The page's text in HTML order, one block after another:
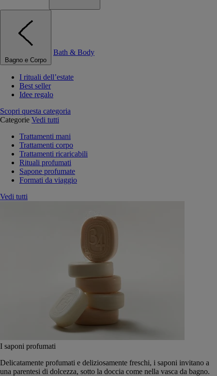
Bagno e Corpo
Bath & Body
I rituali dell’estate
Best seller
Idee regalo
Scopri questa categoria
Categorie Vedi tutti
Trattamenti mani
Trattamenti corpo
Trattamenti ricaricabili
Rituali profumati
Sapone profumate
Formati da viaggio
Vedi tutti
I saponi profumati
Delicatamente profumati e deliziosamente freschi, i saponi invitano a
una parentesi di dolcezza, sotto la doccia come nella vasca da bagno.